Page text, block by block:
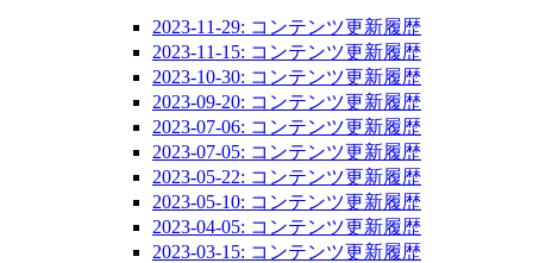
2023-11-29: コンテンツ更新履歴
2023-11-15: コンテンツ更新履歴
2023-10-30: コンテンツ更新履歴
2023-09-20: コンテンツ更新履歴
2023-07-06: コンテンツ更新履歴
2023-07-05: コンテンツ更新履歴
2023-05-22: コンテンツ更新履歴
2023-05-10: コンテンツ更新履歴
2023-04-05: コンテンツ更新履歴
2023-03-15: コンテンツ更新履歴